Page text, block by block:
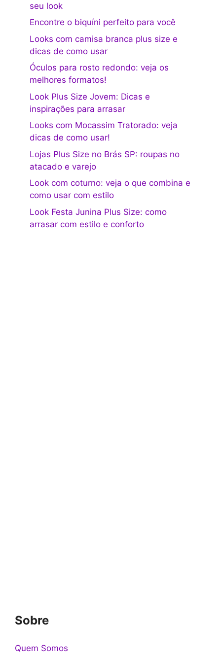
seu look
Encontre o biquíni perfeito para você
Looks com camisa branca plus size e
dicas de como usar
Óculos para rosto redondo: veja os
melhores formatos!
Look Plus Size Jovem: Dicas e
inspirações para arrasar
Looks com Mocassim Tratorado: veja
dicas de como usar!
Lojas Plus Size no Brás SP: roupas no
atacado e varejo
Look com coturno: veja o que combina e
como usar com estilo
Look Festa Junina Plus Size: como
arrasar com estilo e conforto
Sobre
Quem Somos